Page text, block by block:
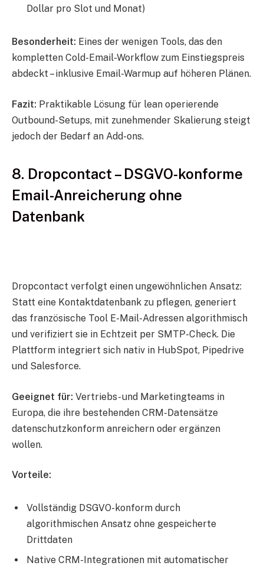
Dollar pro Slot und Monat)
Besonderheit: Eines der wenigen Tools, das den
kompletten Cold-Email-Workflow zum Einstiegspreis
abdeckt – inklusive Email-Warmup auf höheren Plänen.
Fazit: Praktikable Lösung für lean operierende
Outbound-Setups, mit zunehmender Skalierung steigt
jedoch der Bedarf an Add-ons.
8. Dropcontact – DSGVO-konforme
Email-Anreicherung ohne
Datenbank
Dropcontact verfolgt einen ungewöhnlichen Ansatz:
Statt eine Kontaktdatenbank zu pflegen, generiert
das französische Tool E-Mail-Adressen algorithmisch
und verifiziert sie in Echtzeit per SMTP-Check. Die
Plattform integriert sich nativ in HubSpot, Pipedrive
und Salesforce.
Geeignet für: Vertriebs- und Marketingteams in
Europa, die ihre bestehenden CRM-Datensätze
datenschutzkonform anreichern oder ergänzen
wollen.
Vorteile:
Vollständig DSGVO-konform durch
algorithmischen Ansatz ohne gespeicherte
Drittdaten
Native CRM-Integrationen mit automatischer